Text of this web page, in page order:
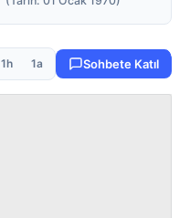
1h 1a Sohbete Katıl